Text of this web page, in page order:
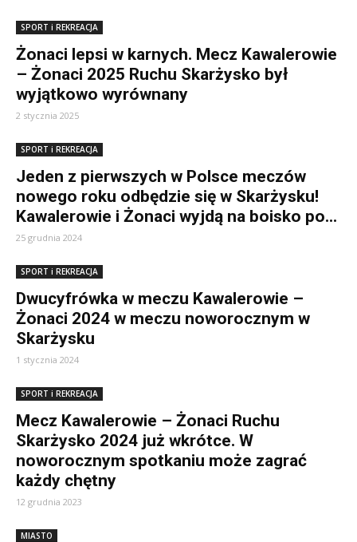
SPORT i REKREACJA
Żonaci lepsi w karnych. Mecz Kawalerowie
– Żonaci 2025 Ruchu Skarżysko był
wyjątkowo wyrównany
2 stycznia 2025
SPORT i REKREACJA
Jeden z pierwszych w Polsce meczów
nowego roku odbędzie się w Skarżysku!
Kawalerowie i Żonaci wyjdą na boisko po...
25 grudnia 2024
SPORT i REKREACJA
Dwucyfrówka w meczu Kawalerowie –
Żonaci 2024 w meczu noworocznym w
Skarżysku
1 stycznia 2024
SPORT i REKREACJA
Mecz Kawalerowie – Żonaci Ruchu
Skarżysko 2024 już wkrótce. W
noworocznym spotkaniu może zagrać
każdy chętny
12 grudnia 2023
MIASTO